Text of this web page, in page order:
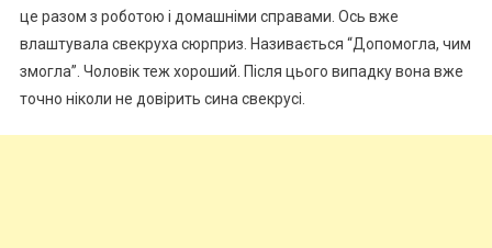
це разом з роботою і домашніми справами. Ось вже
влаштувала свекруха сюрприз. Називається “Допомогла, чим
змогла”. Чоловік теж хороший. Після цього випадку вона вже
точно ніколи не довірить сина свекрусі.